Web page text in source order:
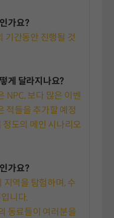
가요?
기간동안 진행될 것
게 달라지나요?
NPC, 보다 많은 이벤
적들을 추가할 예정
도의 메인 시나리오
가요?
역을 탐험하며, 수
니다.
동료들이 여러분을